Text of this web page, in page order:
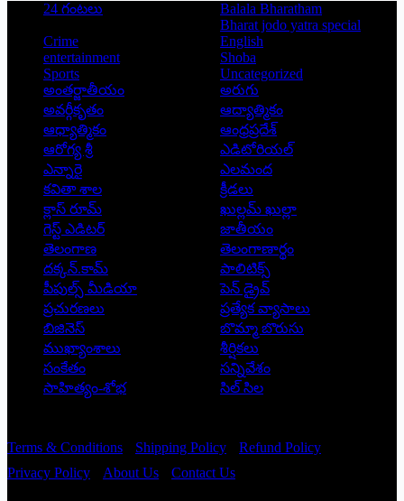
24 గంటలు
Balala Bharatham
Bharat jodo yatra special
Crime
English
entertainment
Shoba
Sports
Uncategorized
అంతర్జాతీయం
అరుగు
అవర్గీకృతం
ఆద్యాత్మికం
ఆధ్యాత్మికం
ఆంధ్రప్రదేశ్
ఆరోగ్య శ్రీ
ఎడిటోరియల్
ఎన్నారై
ఎలమంద
కవితా శాల
క్రీడలు
క్లాస్ రూమ్
ఖుల్లమ్ ఖుల్లా
గెస్ట్ ఎడిటర్
జాతీయం
తెలంగాణ
తెలంగాణార్థం
దక్కన్.కామ్
పాలిటిక్స్
పీపుల్స్ ‌మీడియా
పెన్ డ్రైవ్
ప్రచురణలు
ప్రత్యేక వ్యాసాలు
బిజినెస్
బొమ్మా బొరుసు
ముఖ్యాంశాలు
శీర్షికలు
సంకేతం
సన్నివేశం
సాహిత్యం-శోభ
సిల్ సిల
Terms & Conditions Shipping Policy
Refund Policy
Privacy Policy
About Us Contact Us